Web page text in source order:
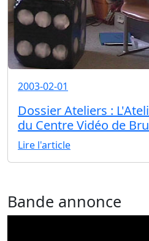
2003-02-01
Dossier Ateliers :
du Centre Vidéo de
Lire l'article
Bande annonce